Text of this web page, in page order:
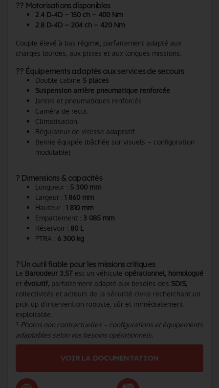
?? Motorisations disponibles
2.4 D-4D – 150 ch – 400 Nm
2.8 D-4D – 204 ch – 420 Nm
Couple élevé à bas régime, parfaitement adapté aux
charges lourdes, aux pistes et aux longues missions.
?? Équipements adaptés aux services de secours
Double cabine 5 places
Suspension arrière pneumatique renforcée
Jantes et pneumatiques renforcés
Caméra de recul
Climatisation
Régulateur de vitesse adaptatif
Benne équipée (bâchée sur visuels – configuration
modulable)
? Dimensions & capacités
Longueur : 5 300 mm
Largeur : 1 860 mm
Hauteur : 1 810 mm
Empattement : 3 085 mm
Réservoir : 80 L
PTRA : 6 300 kg
? Un outil fiable pour les missions critiques
Le Baroudeur 3.5T est un véhicule opérationnel, homologué
et évolutif, parfaitement adapté aux besoins des SDIS,
collectivités et acteurs de la sécurité civile recherchant un
pick-up d’intervention robuste, sûr et immédiatement
exploitable.
? Photos non contractuelles – configurations et équipements
adaptables selon vos besoins opérationnels.
VOIR LA DOCUMENTATION